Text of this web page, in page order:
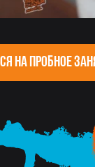
"AGC Battle"
"Only
Unite Battle" 2024,